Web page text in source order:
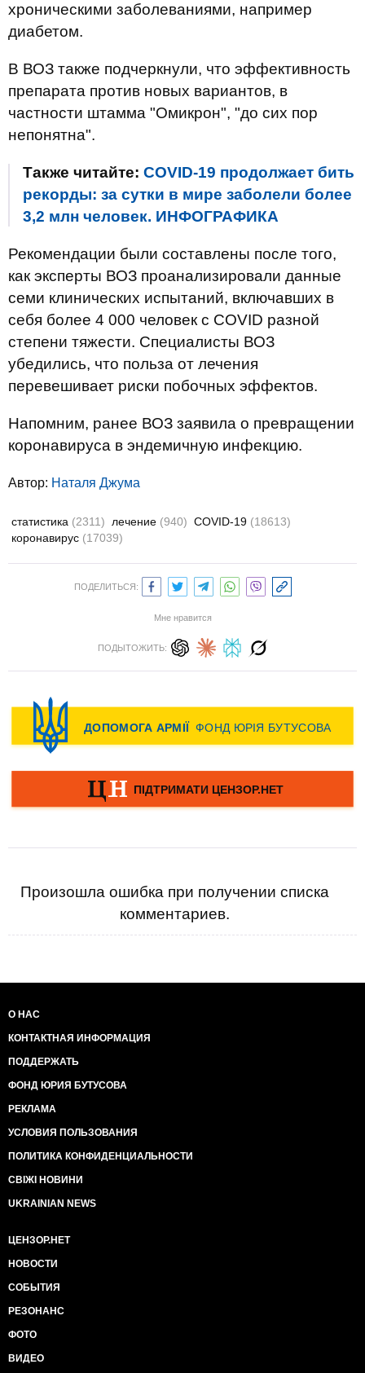
хроническими заболеваниями, например
диабетом.
В ВОЗ также подчеркнули, что эффективность
препарата против новых вариантов, в
частности штамма "Омикрон", "до сих пор
непонятна".
Также читайте: COVID-19 продолжает бить
рекорды: за сутки в мире заболели более
3,2 млн человек. ИНФОГРАФИКА
Рекомендации были составлены после того,
как эксперты ВОЗ проанализировали данные
семи клинических испытаний, включавших в
себя более 4 000 человек с COVID разной
степени тяжести. Специалисты ВОЗ
убедились, что польза от лечения
перевешивает риски побочных эффектов.
Напомним, ранее ВОЗ заявила о превращении
коронавируса в эндемичную инфекцию.
Автор: Наталя Джума
статистика (2311) лечение (940) COVID-19 (18613)
коронавирус (17039)
ПОДЕЛИТЬСЯ:
Мне нравится
ПОДЫТОЖИТЬ:
Произошла ошибка при получении списка
комментариев.
О НАС
КОНТАКТНАЯ ИНФОРМАЦИЯ
ПОДДЕРЖАТЬ
ФОНД ЮРИЯ БУТУСОВА
РЕКЛАМА
УСЛОВИЯ ПОЛЬЗОВАНИЯ
ПОЛИТИКА КОНФИДЕНЦИАЛЬНОСТИ
СВІЖІ НОВИНИ
UKRAINIAN NEWS
ЦЕНЗОР.НЕТ
НОВОСТИ
СОБЫТИЯ
РЕЗОНАНС
ФОТО
ВИДЕО